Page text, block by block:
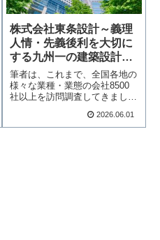
株式会社東条設計～義理
人情・先義後利を大切に
する九州一の建築設計会
社
筆者は、これまで、全国各地の
様々な業種・業態の会社8500
社以上を訪問調査してきました
2026.06.01